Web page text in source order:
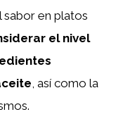
sabor en platos
el nivel
, así como la